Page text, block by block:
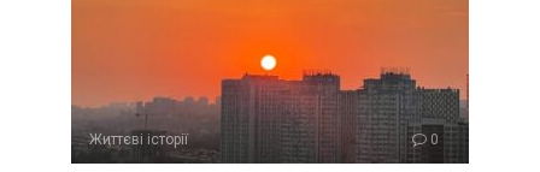
Життєві історії 0